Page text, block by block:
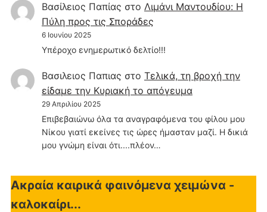
Βασίλειος Παπίας στο Λιμάνι Μαντουδίου: Η
Πύλη προς τις Σποράδες
6 Ιουνίου 2025
Υπέροχο ενημερωτικό δελτίο!!!
Βασιλειος Παπιας στο Τελικά, τη βροχή την
είδαμε την Κυριακή το απόγευμα
29 Απριλίου 2025
Επιβεβαιώνω όλα τα αναγραφόμενα του φίλου μου
Νίκου γιατί εκείνες τις ώρες ήμασταν μαζί. Η δικιά
μου γνώμη είναι ότι....πλέον…
Ακραία καιρικά φαινόμενα χειμώνα -
καλοκαίρι...